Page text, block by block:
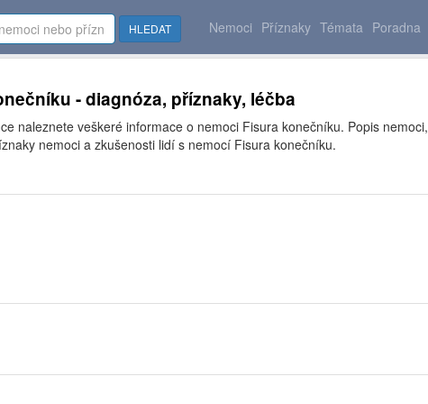
HLEDAT Nemoci Příznaky Témata Poradna
- diagnóza, příznaky, léčba
naleznete veškeré informace o nemoci Fisura konečníku. Popis nemoci,
nemoci a zkušenosti lidí s nemocí Fisura konečníku.